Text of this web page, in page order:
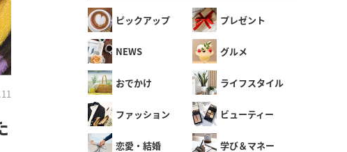
ピックアップ プレゼント
NEWS グルメ
おでかけ ライフスタイル
ファッション ビューティー
恋愛・結婚 学び＆マネー